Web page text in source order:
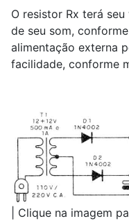
O resistor Rx terá
de seu som,
alimentação externa
facilidade, conforme
| Clique na imagem